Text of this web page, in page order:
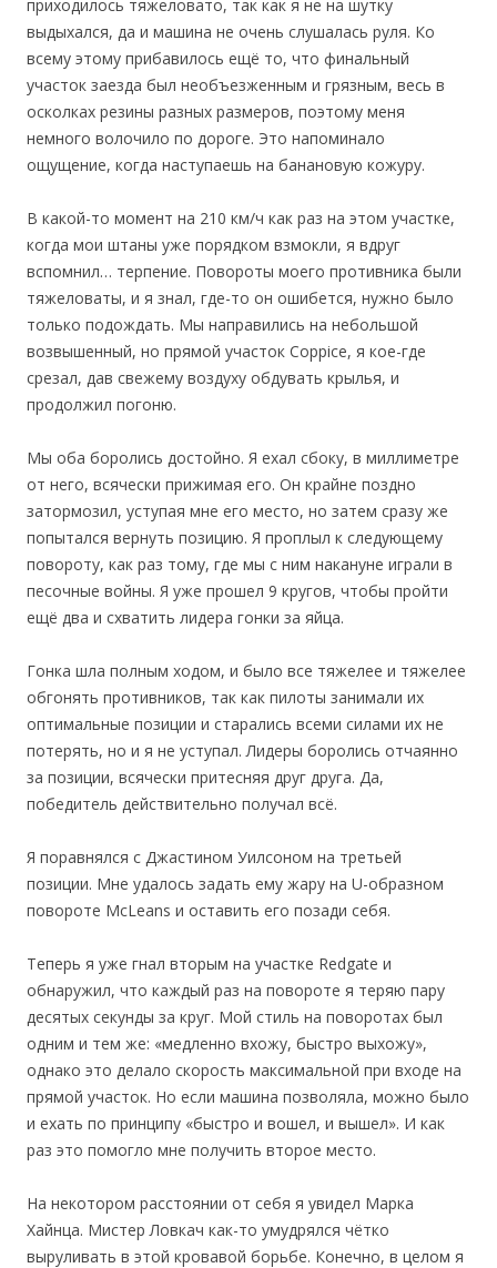
приходилось тяжеловато, так как я не на шутку
выдыхался, да и машина не очень слушалась руля. Ко
всему этому прибавилось ещё то, что финальный
участок заезда был необъезженным и грязным, весь в
осколках резины разных размеров, поэтому меня
немного волочило по дороге. Это напоминало
ощущение, когда наступаешь на банановую кожуру.
В какой-то момент на 210 км/ч как раз на этом участке,
когда мои штаны уже порядком взмокли, я вдруг
вспомнил… терпение. Повороты моего противника были
тяжеловаты, и я знал, где-то он ошибется, нужно было
только подождать. Мы направились на небольшой
возвышенный, но прямой участок Coppice, я кое-где
срезал, дав свежему воздуху обдувать крылья, и
продолжил погоню.
Мы оба боролись достойно. Я ехал сбоку, в миллиметре
от него, всячески прижимая его. Он крайне поздно
затормозил, уступая мне его место, но затем сразу же
попытался вернуть позицию. Я проплыл к следующему
повороту, как раз тому, где мы с ним накануне играли в
песочные войны. Я уже прошел 9 кругов, чтобы пройти
ещё два и схватить лидера гонки за яйца.
Гонка шла полным ходом, и было все тяжелее и тяжелее
обгонять противников, так как пилоты занимали их
оптимальные позиции и старались всеми силами их не
потерять, но и я не уступал. Лидеры боролись отчаянно
за позиции, всячески притесняя друг друга. Да,
победитель действительно получал всё.
Я поравнялся с Джастином Уилсоном на третьей
позиции. Мне удалось задать ему жару на U-образном
повороте McLeans и оставить его позади себя.
Теперь я уже гнал вторым на участке Redgate и
обнаружил, что каждый раз на повороте я теряю пару
десятых секунды за круг. Мой стиль на поворотах был
одним и тем же: «медленно вхожу, быстро выхожу»,
однако это делало скорость максимальной при входе на
прямой участок. Но если машина позволяла, можно было
и ехать по принципу «быстро и вошел, и вышел». И как
раз это помогло мне получить второе место.
На некотором расстоянии от себя я увидел Марка
Хайнца. Мистер Ловкач как-то умудрялся чётко
выруливать в этой кровавой борьбе. Конечно, в целом я